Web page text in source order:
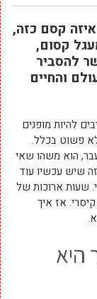
קסם כזה,
קסום,
להסביר
והחיים
להיות מופנים
פשוט בכלל.
הוא משהו שאי
שיש עכשיו עוד
שעות ארוכות של
אז איך
היא